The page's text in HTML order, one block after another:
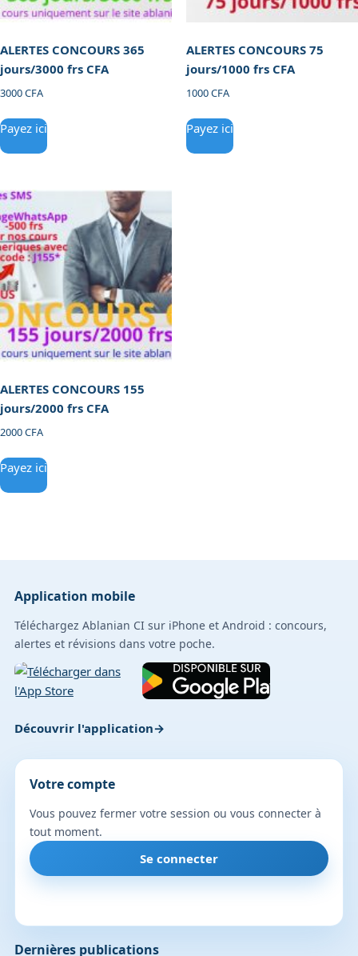
ALERTES CONCOURS 365
jours/3000 frs CFA
3000CFA
Payez ici
ALERTES CONCOURS 75
jours/1000 frs CFA
1000CFA
Payez ici
ALERTES CONCOURS 155
jours/2000 frs CFA
2000CFA
Payez ici
Application mobile
Téléchargez Ablanian CI sur iPhone et Android : concours,
alertes et révisions dans votre poche.
Découvrir l'application
Dernières publications
Votre compte
Vous pouvez fermer votre session ou vous connecter à
tout moment.
Se connecter